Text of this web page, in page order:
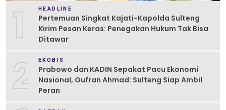
1 HEADLINE
Pertemuan Singkat Kajati-Kapolda Sulteng
Kirim Pesan Keras: Penegakan Hukum Tak Bisa
Ditawar
2 EKOBIS
Prabowo dan KADIN Sepakat Pacu Ekonomi
Nasional, Gufran Ahmad: Sulteng Siap Ambil
Peran